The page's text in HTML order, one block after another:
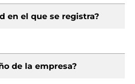
en el que se registra?
de la empresa?